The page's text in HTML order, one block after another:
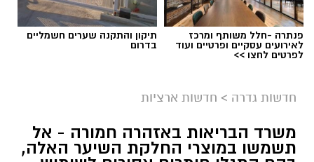
במסגרת התפקיד יידרש המועמד להוביל את תחום
מקצועי, לפתח תוכניות חינוכיות, ליצור אירועי תוכן
ופרויקטים ייחודיים ולעבוד מול קהלים מגוונים, תוך
פנתרה -חלל משותף ומרכז
לאירועים עסקיים ופרטיים ועוד
לפרטים לחצו >>
תיקון והתקנה שערים חשמליים
בדרום
חדשות גדרה > חדשות ארציות
משרד הבריאות באזהרה חמורה - אל
תשמשו במוצרי החלקת השיער האלה,